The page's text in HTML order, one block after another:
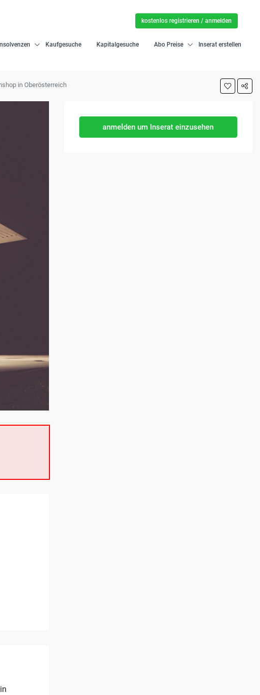
Insolvenzen Kaufgesuche Kapitalgesuche Abo Preise Inserat erstellen
kostenlos registrieren / anmelden
in Oberösterreich
anmelden um Inserat einzusehen